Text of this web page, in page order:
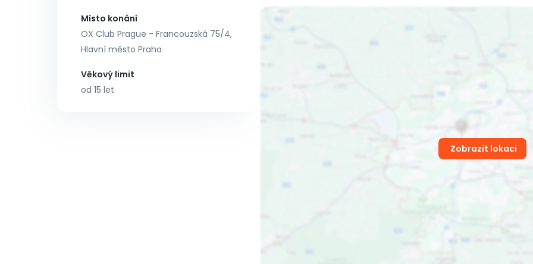
Místo konání
OX Club Prague - Francouzská 75/4,
Hlavní město Praha
Věkový limit
od 15 let
Zobrazit lokaci